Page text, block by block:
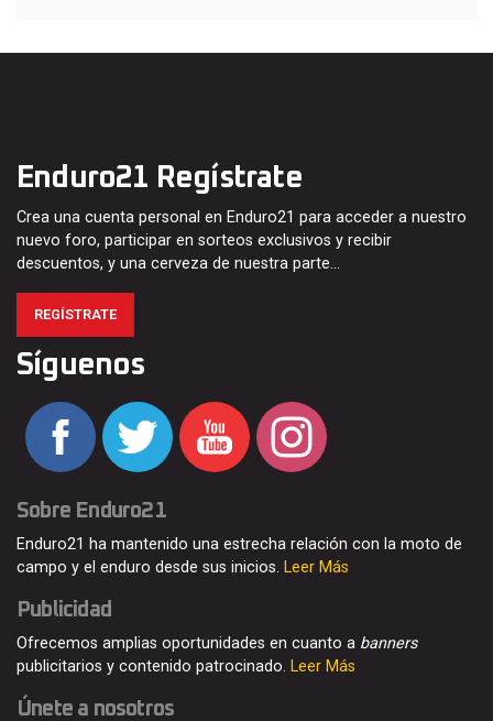
Enduro21 Regístrate
Crea una cuenta personal en Enduro21 para acceder a nuestro
nuevo foro, participar en sorteos exclusivos y recibir
descuentos, y una cerveza de nuestra parte…
REGÍSTRATE
Síguenos
Sobre Enduro21
Enduro21 ha mantenido una estrecha relación con la moto de
campo y el enduro desde sus inicios. Leer Más
Publicidad
Ofrecemos amplias oportunidades en cuanto a banners
publicitarios y contenido patrocinado. Leer Más
Únete a nosotros